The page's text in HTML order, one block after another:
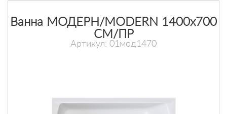
Ванна МОДЕРН/MODERN 1400х700
СМ/ПР
Артикул: 01мод1470